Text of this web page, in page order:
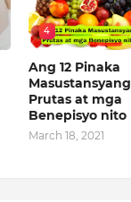
4
Ang 12 Pinaka
Masustansyang
Prutas at mga
Benepisyo nito
March 18, 2021